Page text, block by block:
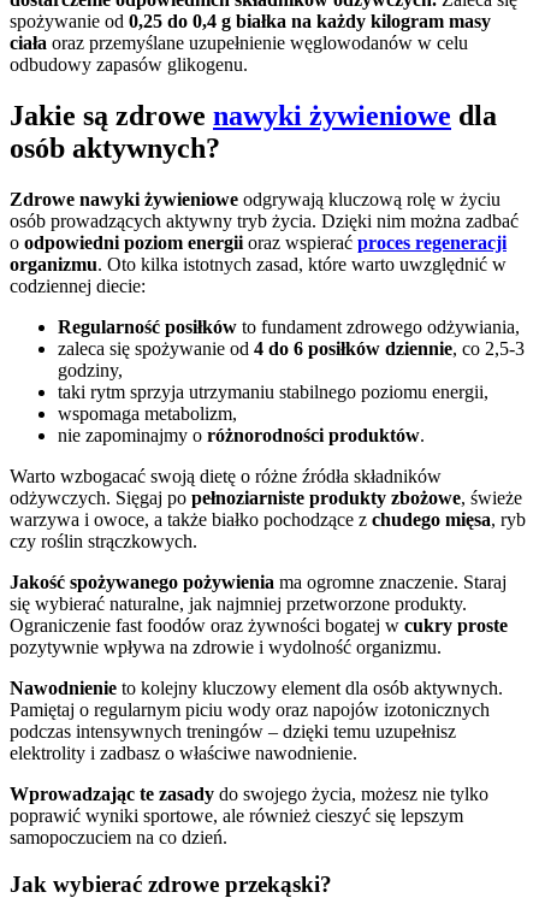
spożywanie od 0,25 do 0,4 g białka na każdy kilogram masy
ciała oraz przemyślane uzupełnienie węglowodanów w celu
odbudowy zapasów glikogenu.
Jakie są zdrowe nawyki żywieniowe dla
osób aktywnych?
Zdrowe nawyki żywieniowe odgrywają kluczową rolę w życiu
osób prowadzących aktywny tryb życia. Dzięki nim można zadbać
o odpowiedni poziom energii oraz wspierać proces regeneracji
organizmu. Oto kilka istotnych zasad, które warto uwzględnić w
codziennej diecie:
Regularność posiłków to fundament zdrowego odżywiania,
zaleca się spożywanie od 4 do 6 posiłków dziennie, co 2,5-3
godziny,
taki rytm sprzyja utrzymaniu stabilnego poziomu energii,
wspomaga metabolizm,
nie zapominajmy o różnorodności produktów.
Warto wzbogacać swoją dietę o różne źródła składników
odżywczych. Sięgaj po pełnoziarniste produkty zbożowe, świeże
warzywa i owoce, a także białko pochodzące z chudego mięsa, ryb
czy roślin strączkowych.
Jakość spożywanego pożywienia ma ogromne znaczenie. Staraj
się wybierać naturalne, jak najmniej przetworzone produkty.
Ograniczenie fast foodów oraz żywności bogatej w cukry proste
pozytywnie wpływa na zdrowie i wydolność organizmu.
Nawodnienie to kolejny kluczowy element dla osób aktywnych.
Pamiętaj o regularnym piciu wody oraz napojów izotonicznych
podczas intensywnych treningów – dzięki temu uzupełnisz
elektrolity i zadbasz o właściwe nawodnienie.
Wprowadzając te zasady do swojego życia, możesz nie tylko
poprawić wyniki sportowe, ale również cieszyć się lepszym
samopoczuciem na co dzień.
Jak wybierać zdrowe przekąski?